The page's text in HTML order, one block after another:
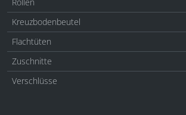
Kreuzbodenbeutel
Flachtüten
Zuschnitte
Verschlüsse